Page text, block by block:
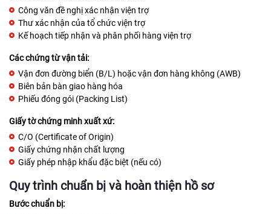
Công văn đề nghị xác nhận viện trợ
Thư xác nhận của tổ chức viện trợ
Kế hoạch tiếp nhận và phân phối hàng viện trợ
Các chứng từ vận tải:
Vận đơn đường biển (B/L) hoặc vận đơn hàng không (AWB)
Biên bản bàn giao hàng hóa
Phiếu đóng gói (Packing List)
Giấy tờ chứng minh xuất xứ:
C/O (Certificate of Origin)
Giấy chứng nhận chất lượng
Giấy phép nhập khẩu đặc biệt (nếu có)
Quy trình chuẩn bị và hoàn thiện hồ sơ
Bước chuẩn bị: